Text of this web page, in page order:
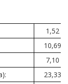
1,52
10,69
7,10
23,33